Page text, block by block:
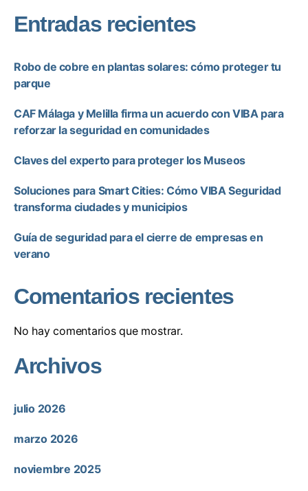
Entradas recientes
Robo de cobre en plantas solares: cómo proteger tu
parque
CAF Málaga y Melilla firma un acuerdo con VIBA para
reforzar la seguridad en comunidades
Claves del experto para proteger los Museos
Soluciones para Smart Cities: Cómo VIBA Seguridad
transforma ciudades y municipios
Guía de seguridad para el cierre de empresas en
verano
Comentarios recientes
No hay comentarios que mostrar.
Archivos
julio 2026
marzo 2026
noviembre 2025